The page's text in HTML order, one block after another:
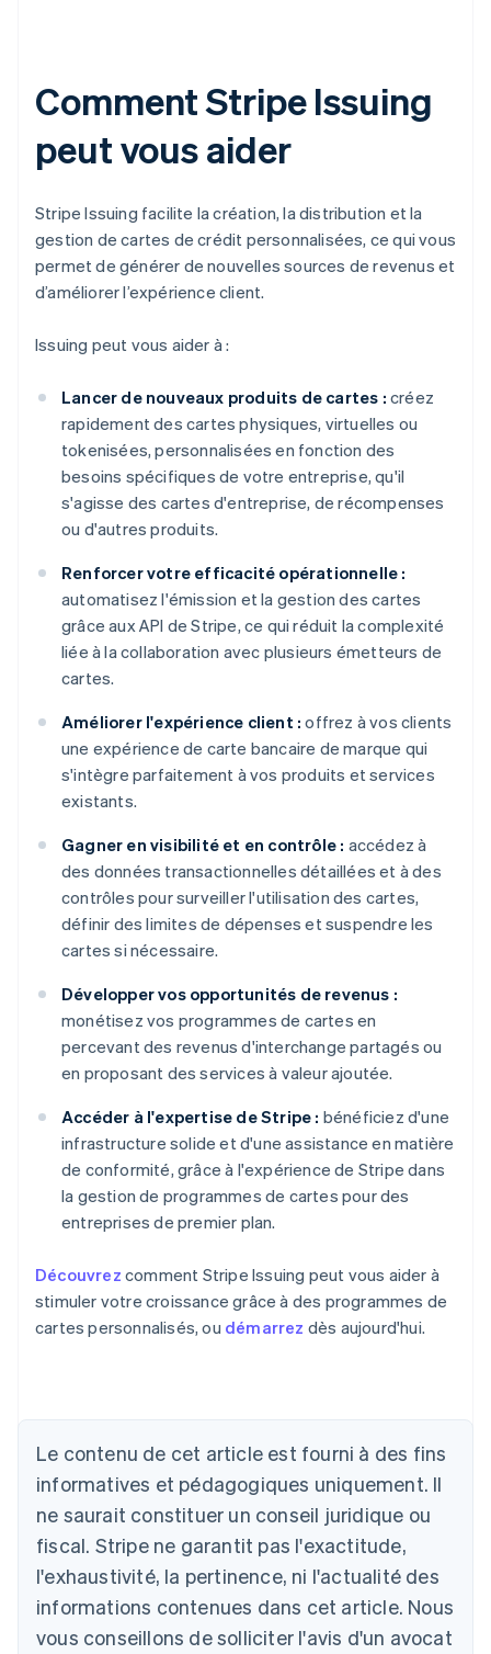
Comment Stripe Issuing
peut vous aider
Stripe Issuing facilite la création, la distribution et la
gestion de cartes de crédit personnalisées, ce qui vous
permet de générer de nouvelles sources de revenus et
d’améliorer l’expérience client.
Issuing peut vous aider à :
Lancer de nouveaux produits de cartes : créez
rapidement des cartes physiques, virtuelles ou
tokenisées, personnalisées en fonction des
besoins spécifiques de votre entreprise, qu'il
s'agisse des cartes d'entreprise, de récompenses
ou d'autres produits.
Renforcer votre efficacité opérationnelle :
automatisez l'émission et la gestion des cartes
grâce aux API de Stripe, ce qui réduit la complexité
liée à la collaboration avec plusieurs émetteurs de
cartes.
Améliorer l'expérience client : offrez à vos clients
une expérience de carte bancaire de marque qui
s'intègre parfaitement à vos produits et services
existants.
Gagner en visibilité et en contrôle : accédez à
des données transactionnelles détaillées et à des
contrôles pour surveiller l'utilisation des cartes,
définir des limites de dépenses et suspendre les
cartes si nécessaire.
Développer vos opportunités de revenus :
monétisez vos programmes de cartes en
percevant des revenus d'interchange partagés ou
en proposant des services à valeur ajoutée.
Accéder à l'expertise de Stripe : bénéficiez d'une
infrastructure solide et d'une assistance en matière
de conformité, grâce à l'expérience de Stripe dans
la gestion de programmes de cartes pour des
entreprises de premier plan.
Découvrez comment Stripe Issuing peut vous aider à
stimuler votre croissance grâce à des programmes de
cartes personnalisés, ou démarrez dès aujourd'hui.
Le contenu de cet article est fourni à des fins
informatives et pédagogiques uniquement. Il
ne saurait constituer un conseil juridique ou
fiscal. Stripe ne garantit pas l'exactitude,
l'exhaustivité, la pertinence, ni l'actualité des
informations contenues dans cet article. Nous
vous conseillons de solliciter l'avis d'un avocat
Allemagne
Australie
English
Autriche
DeutschEnglish
Belgique
NederlandsFrançaisDeutsch English